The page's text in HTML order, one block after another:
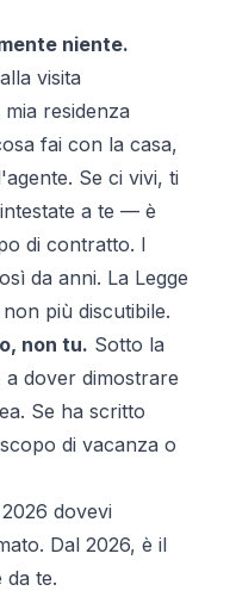
niente.
visita
residenza
fai con la casa,
Se ci vivi, ti
a te — è
di contratto. I
da anni. La Legge
più discutibile.
non tu. Sotto la
dover dimostrare
Se ha scritto
di vacanza o
dovevi
Dal 2026, è il
da te.